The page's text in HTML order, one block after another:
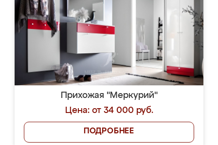
Прихожая "Меркурий"
Цена: от 34 000 руб.
ПОДРОБНЕЕ